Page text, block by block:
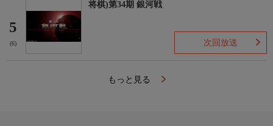
5
(6)
将棋)第34期 銀河戦
次回放送
もっと見る